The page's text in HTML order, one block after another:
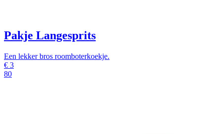
Pakje Langesprits
Een lekker bros roomboterkoekje.
€ 3
80